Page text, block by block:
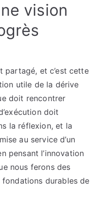
vision
partagé, et c’est cette
utile de la dérive
doit rencontrer
doit
la réflexion, et la
au service d’un
pensant l’innovation
nous ferons des
fondations durables de